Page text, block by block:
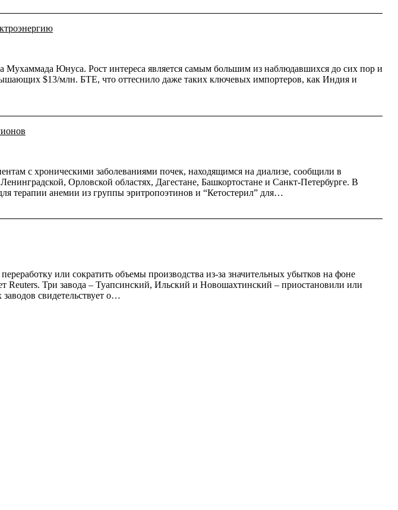
Мухаммада Юнуса. Рост интереса является самым большим из наблюдавшихся до сих пор и
$13/млн. БТЕ, что оттеснило даже таких ключевых импортеров, как Индия и
с хроническими заболеваниями почек, находящимся на диализе, сообщили в
Орловской областях, Дагестане, Башкортостане и Санкт-Петербурге. В
терапии анемии из группы эритропоэтинов и “Кетостерил” для…
или сократить объемы производства из-за значительных убытков на фоне
Reuters. Три завода – Туапсинский, Ильский и Новошахтинский – приостановили или
свидетельствует о…